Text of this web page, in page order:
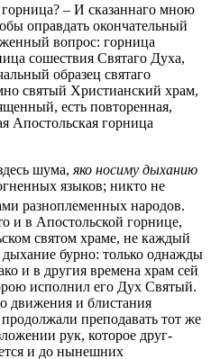
– И сказаннаго мною
оправдать окончательный
вопрос: горница
сошествия Святаго Духа,
образец святаго
святый Христианский храм,
есть повторенная,
Апостольская горница
шума, яко носиму дыханию
языков; никто не
разноплеменных народов.
и в Апостольской горнице,
святом храме, не каждый
бурно: только однажды
и в другия времена храм сей
исполнил его Дух Святый.
движения и блистания
преподавать тот же
рук, которое друг-
и до нынешних